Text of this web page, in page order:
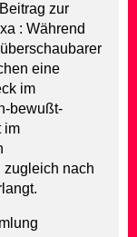
zur
: Während
eine
im
bewußt-
im
zugleich nach